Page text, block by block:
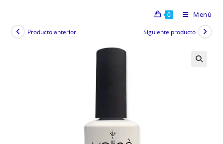
0 Menú
Producto anterior Siguiente producto